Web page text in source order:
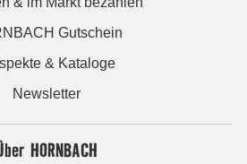
Gutschein
& Kataloge
Newsletter
HORNBACH